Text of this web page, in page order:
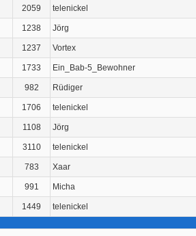
2059 telenickel
1238 Jörg
1237 Vortex
1733 Ein_Bab-5_Bewohner
982 Rüdiger
1706 telenickel
1108 Jörg
3110 telenickel
783 Xaar
991 Micha
1449 telenickel